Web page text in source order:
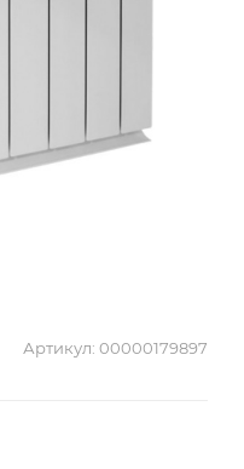
Артикул: 00000179897